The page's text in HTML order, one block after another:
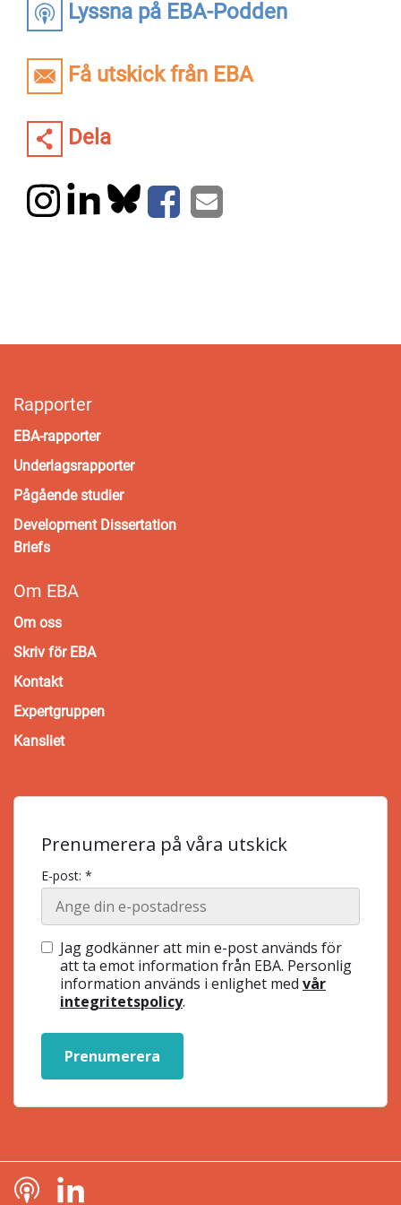
Lyssna på EBA-Podden
Få utskick från EBA
Dela
Rapporter
EBA-rapporter
Underlagsrapporter
Pågående studier
Development Dissertation
Briefs
Om EBA
Om oss
Skriv för EBA
Kontakt
Expertgruppen
Kansliet
Prenumerera på våra utskick
E-post: *
Jag godkänner att min e-post används för
att ta emot information från EBA. Personlig
information används i enlighet med vår
integritetspolicy.
Prenumerera